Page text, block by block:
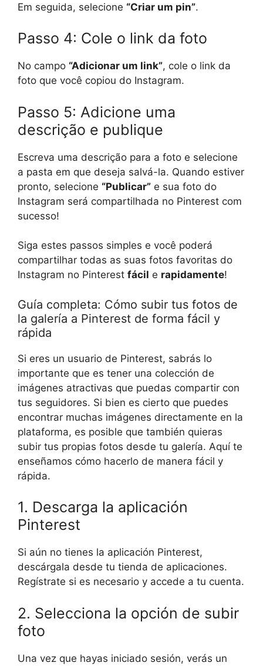
Em seguida, selecione “Criar um pin”.
Passo 4: Cole o link da foto
No campo “Adicionar um link”, cole o link da
foto que você copiou do Instagram.
Passo 5: Adicione uma
descrição e publique
Escreva uma descrição para a foto e selecione
a pasta em que deseja salvá-la. Quando estiver
pronto, selecione “Publicar” e sua foto do
Instagram será compartilhada no Pinterest com
sucesso!
Siga estes passos simples e você poderá
compartilhar todas as suas fotos favoritas do
Instagram no Pinterest fácil e rapidamente!
Guía completa: Cómo subir tus fotos de
la galería a Pinterest de forma fácil y
rápida
Si eres un usuario de Pinterest, sabrás lo
importante que es tener una colección de
imágenes atractivas que puedas compartir con
tus seguidores. Si bien es cierto que puedes
encontrar muchas imágenes directamente en la
plataforma, es posible que también quieras
subir tus propias fotos desde tu galería. Aquí te
enseñamos cómo hacerlo de manera fácil y
rápida.
1. Descarga la aplicación
Pinterest
Si aún no tienes la aplicación Pinterest,
descárgala desde tu tienda de aplicaciones.
Regístrate si es necesario y accede a tu cuenta.
2. Selecciona la opción de subir
foto
Una vez que hayas iniciado sesión, verás un